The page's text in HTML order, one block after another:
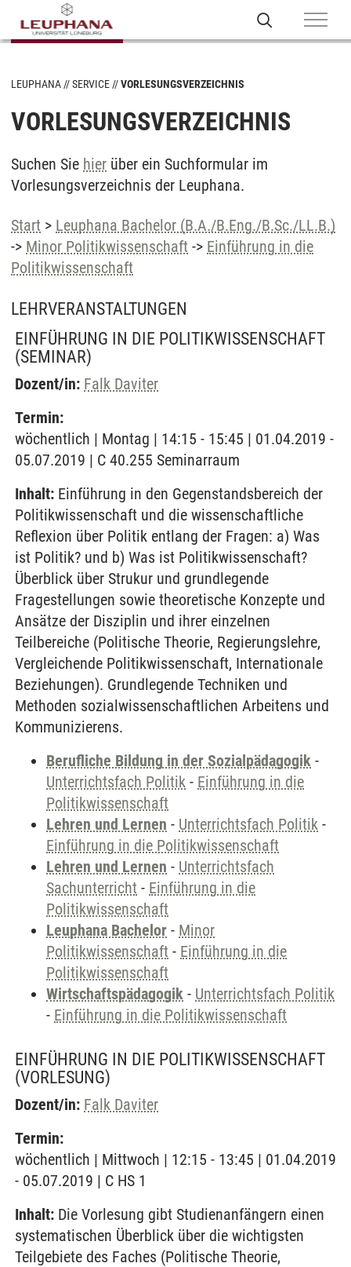
LEUPHANA SERVICE VORLESUNGSVERZEICHNIS
VORLESUNGSVERZEICHNIS
Suchen Sie hier über ein Suchformular im
Vorlesungsverzeichnis der Leuphana.
Start > Leuphana Bachelor (B.A./B.Eng./B.Sc./LL.B.)
-> Minor Politikwissenschaft -> Einführung in die
Politikwissenschaft
LEHRVERANSTALTUNGEN
EINFÜHRUNG IN DIE POLITIKWISSENSCHAFT
(SEMINAR)
Dozent/in: Falk Daviter
Termin:
wöchentlich | Montag | 14:15 - 15:45 | 01.04.2019 -
05.07.2019 | C 40.255 Seminarraum
Inhalt: Einführung in den Gegenstandsbereich der
Politikwissenschaft und die wissenschaftliche
Reflexion über Politik entlang der Fragen: a) Was
ist Politik? und b) Was ist Politikwissenschaft?
Überblick über Strukur und grundlegende
Fragestellungen sowie theoretische Konzepte und
Ansätze der Disziplin und ihrer einzelnen
Teilbereiche (Politische Theorie, Regierungslehre,
Vergleichende Politikwissenschaft, Internationale
Beziehungen). Grundlegende Techniken und
Methoden sozialwissenschaftlichen Arbeitens und
Kommunizierens.
Berufliche Bildung in der Sozialpädagogik -
Unterrichtsfach Politik - Einführung in die
Politikwissenschaft
Lehren und Lernen - Unterrichtsfach Politik -
Einführung in die Politikwissenschaft
Lehren und Lernen - Unterrichtsfach
Sachunterricht - Einführung in die
Politikwissenschaft
Leuphana Bachelor - Minor
Politikwissenschaft - Einführung in die
Politikwissenschaft
Wirtschaftspädagogik - Unterrichtsfach Politik
- Einführung in die Politikwissenschaft
EINFÜHRUNG IN DIE POLITIKWISSENSCHAFT
(VORLESUNG)
Dozent/in: Falk Daviter
Termin:
wöchentlich | Mittwoch | 12:15 - 13:45 | 01.04.2019
- 05.07.2019 | C HS 1
Inhalt: Die Vorlesung gibt Studienanfängern einen
systematischen Überblick über die wichtigsten
Teilgebiete des Faches (Politische Theorie,